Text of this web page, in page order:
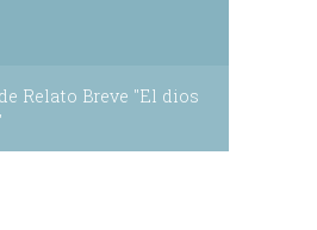
Relato Breve "El dios